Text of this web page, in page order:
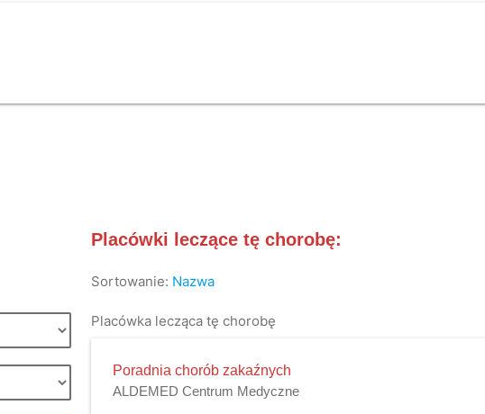
Placówki leczące tę chorobę:
Sortowanie: Nazwa
Placówka lecząca tę chorobę
Poradnia chorób zakaźnych
ALDEMED Centrum Medyczne